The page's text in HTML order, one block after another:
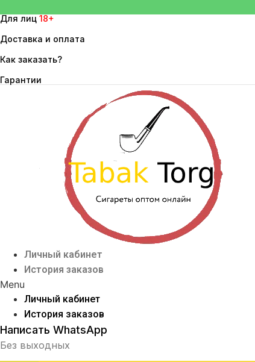
к
содержимому
Для лиц 18+
Доставка и оплата
Как заказать?
Гарантии
Личный кабинет
История заказов
Menu
Личный кабинет
История заказов
Написать WhatsApp
Без выходных